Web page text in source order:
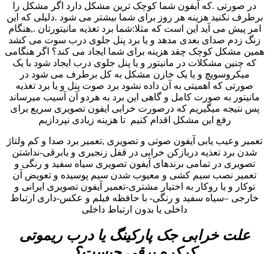
در صورتی .که آیفون شما کوچک ترین مشکل دارد اگر مشکل را
برطرف نکنید هزینه هر روز برای شما بیشتر می شود .دلیلی که این
امر پیش می آید این است که مثلا:شما برد تغذیه مانیتورتان .,هنگام
زنگ زدم صدای بعدی مدهد و یا برد پنل جلوی درب سوت می کشد
همین مشکل کوچک چقد هزینه برای شما ایجاد می کند؟ اگر هنگامی
که چنین مشکلات در مانیتور و یا پنل جلوی درب ایجاد شود با یک
میکروسویچ و یا یک خازن مشکل به کل برطرف می شود در
صورتی که اهمیتی به آن داده نشود برد صوت پنل و یا برد تغذیه
مانیتور به صورت کامل و گاهی این برد به هردو آن آسیب میرساند
پس نتیجه میگیریم که درصورت خرابی ایفون تصویری سریع برای
رفع این مشکل اقدام کنیم تا هزینه زیادی نپردازیم
تعمیر وعیب یابی آیفون صوتی و تصویری ,تعمیر برد صدا و کم ولتاژ
شدن برد تعذیه دربازکن خرابی در قفل زنجیری و یابرقی-نداشتن
تصویری در تمامی برندهای آیفون تصویری سیاه سفید و رنگی و
تعمیر نصب سیم کشی و معیوب شدن سیم پوسیده و تعویض آن
توکار و یا روکار به اختیار مشتری-تعمیر آیفون تصویری ایرانی و
خارجی –سیاه سفید و رنگی- با حافظه فیلم و عکس-داری ارتباط
داخلی یا بدون ارتباط داخلی
علت خرابی جک پارکینگ یا درب ریموتی